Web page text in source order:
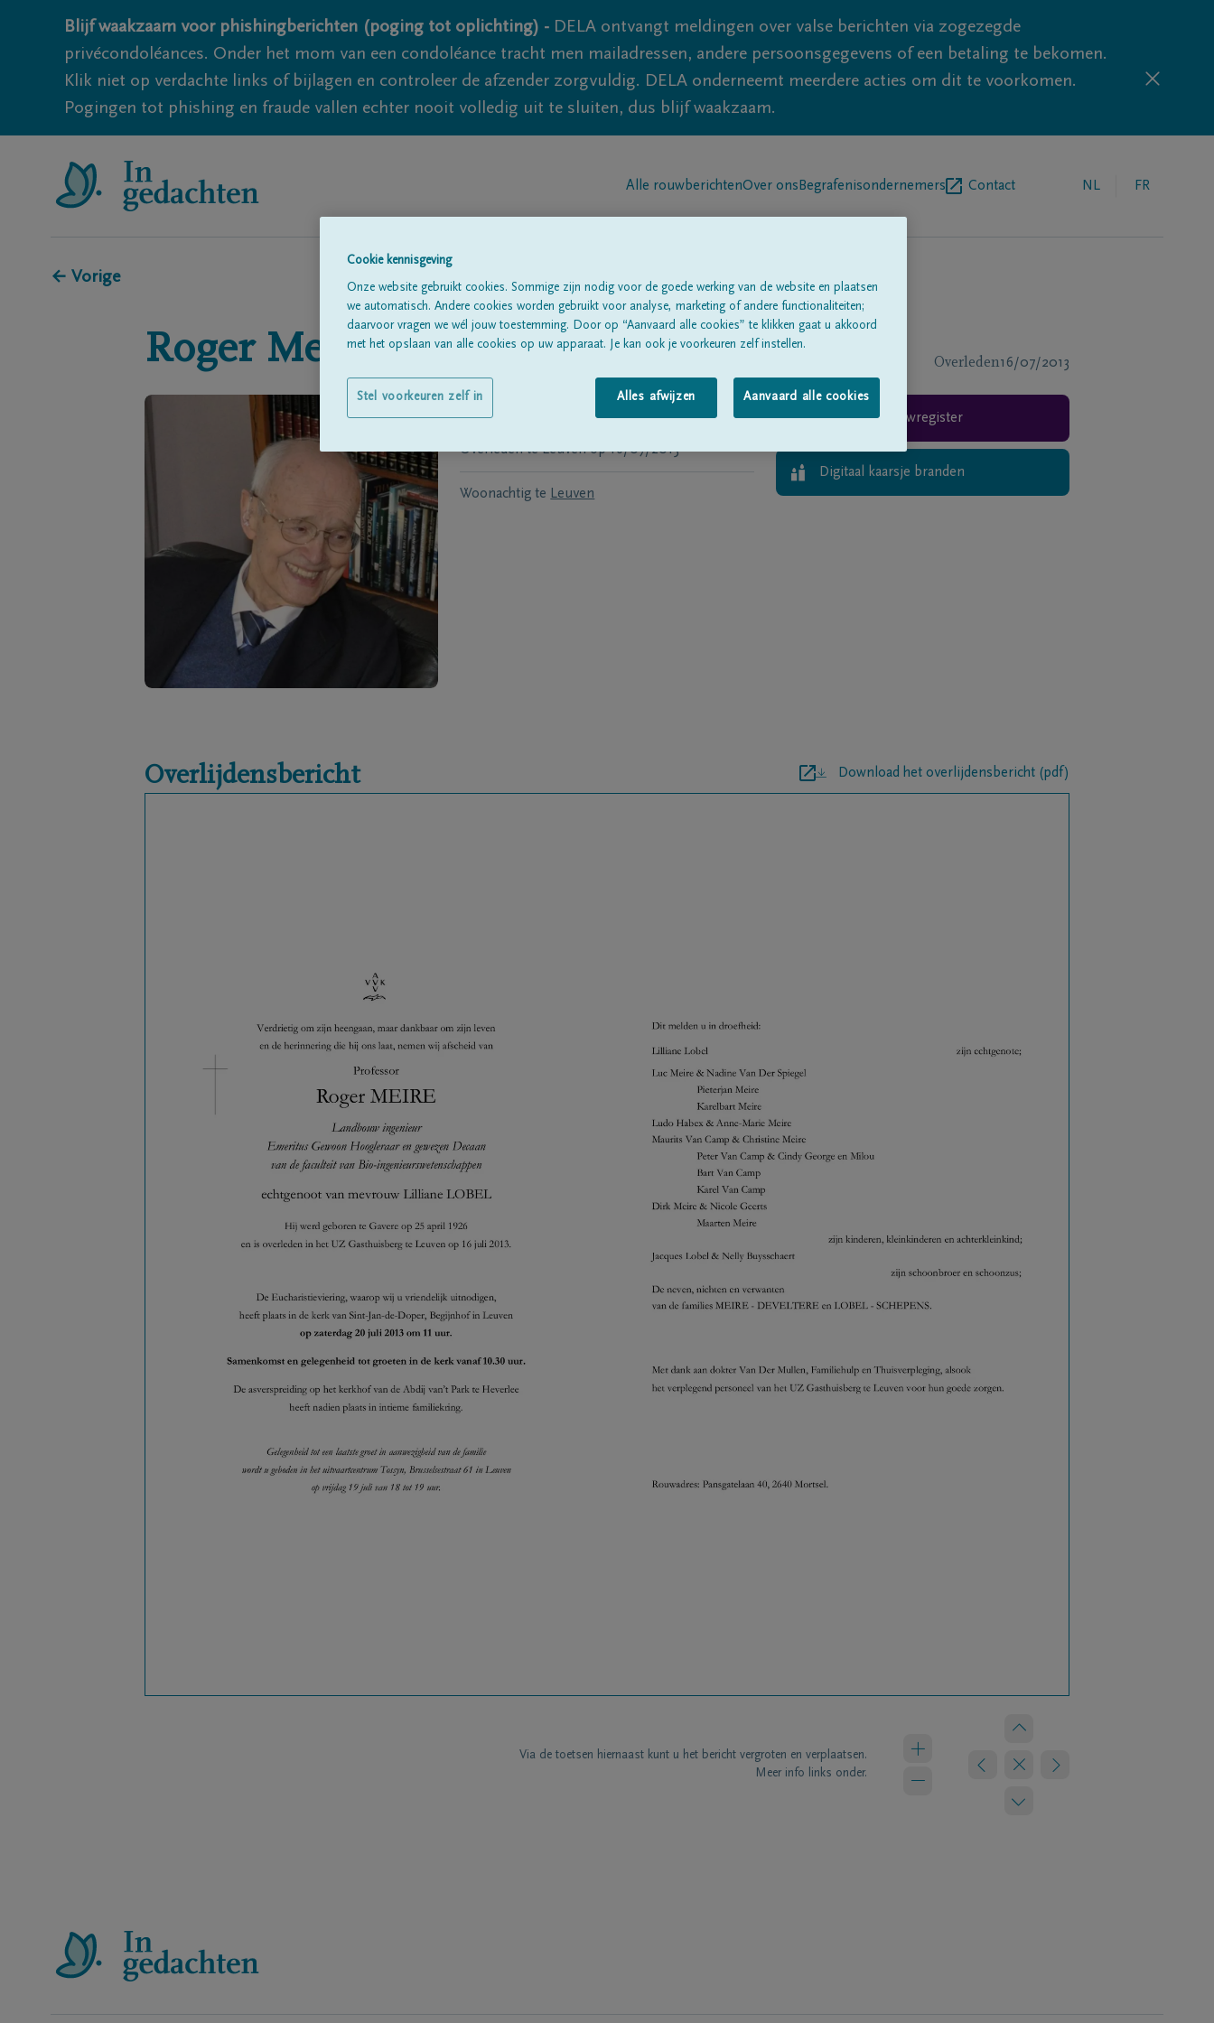
Blijf waakzaam voor phishingberichten (poging tot oplichting) - DELA ontvangt meldingen over valse berichten via zogezegde
privécondoléances. Onder het mom van een condoléance tracht men mailadressen, andere persoonsgegevens of een betaling te bekomen.
Klik niet op verdachte links of bijlagen en controleer de afzender zorgvuldig. DELA onderneemt meerdere acties om dit te voorkomen.
Pogingen tot phishing en fraude vallen echter nooit volledig uit te sluiten, dus blijf waakzaam.
Alle rouwberichtenOver ons Begrafenisondernemers Contact NL FR
← Vorige
Roger Meire Overleden16/07/2013
25/04/1926
Overleden te Leuven op 16/07/2013
Woonachtig te Leuven
Rouwregister
Digitaal kaarsje branden
Overlijdensbericht Download het overlijdensbericht (pdf)
Via de toetsen hiernaast kunt u het bericht vergroten en verplaatsen.
Meer info links onder.
Cookie kennisgeving
Onze website gebruikt cookies. Sommige zijn nodig voor de goede werking van de website en plaatsen
we automatisch. Andere cookies worden gebruikt voor analyse, marketing of andere functionaliteiten;
daarvoor vragen we wél jouw toestemming. Door op “Aanvaard alle cookies” te klikken gaat u akkoord
met het opslaan van alle cookies op uw apparaat. Je kan ook je voorkeuren zelf instellen.
Alles afwijzen Aanvaard alle cookies
Stel voorkeuren zelf in